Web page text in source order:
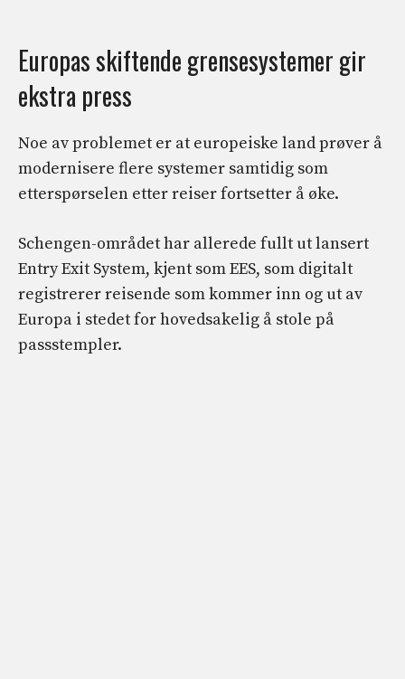
Europas skiftende grensesystemer gir
ekstra press
Noe av problemet er at europeiske land prøver å
modernisere flere systemer samtidig som
etterspørselen etter reiser fortsetter å øke.
Schengen-området har allerede fullt ut lansert
Entry Exit System, kjent som EES, som digitalt
registrerer reisende som kommer inn og ut av
Europa i stedet for hovedsakelig å stole på
passstempler.